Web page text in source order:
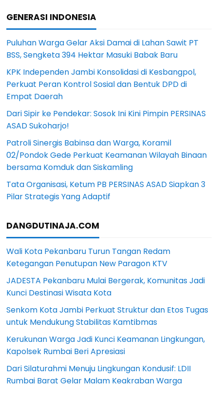
GENERASI INDONESIA
Puluhan Warga Gelar Aksi Damai di Lahan Sawit PT
BSS, Sengketa 394 Hektar Masuki Babak Baru
KPK Independen Jambi Konsolidasi di Kesbangpol,
Perkuat Peran Kontrol Sosial dan Bentuk DPD di
Empat Daerah
Dari Sipir ke Pendekar: Sosok Ini Kini Pimpin PERSINAS
ASAD Sukoharjo!
Patroli Sinergis Babinsa dan Warga, Koramil
02/Pondok Gede Perkuat Keamanan Wilayah Binaan
bersama Komduk dan Siskamling
Tata Organisasi, Ketum PB PERSINAS ASAD Siapkan 3
Pilar Strategis Yang Adaptif
DANGDUTINAJA.COM
Wali Kota Pekanbaru Turun Tangan Redam
Ketegangan Penutupan New Paragon KTV
JADESTA Pekanbaru Mulai Bergerak, Komunitas Jadi
Kunci Destinasi Wisata Kota
Senkom Kota Jambi Perkuat Struktur dan Etos Tugas
untuk Mendukung Stabilitas Kamtibmas
Kerukunan Warga Jadi Kunci Keamanan Lingkungan,
Kapolsek Rumbai Beri Apresiasi
Dari Silaturahmi Menuju Lingkungan Kondusif: LDII
Rumbai Barat Gelar Malam Keakraban Warga